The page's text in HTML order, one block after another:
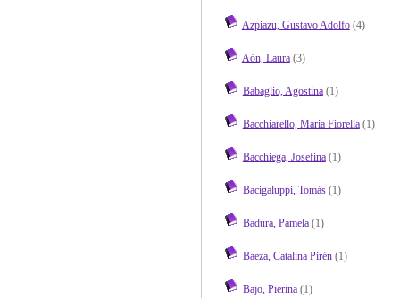
Azpiazu, Gustavo Adolfo(4)
Aón, Laura(3)
Babaglio, Agostina(1)
Bacchiarello, Maria Fiorella(1)
Bacchiega, Josefina(1)
Bacigaluppi, Tomás(1)
Badura, Pamela(1)
Baeza, Catalina Pirén(1)
Bajo, Pierina(1)